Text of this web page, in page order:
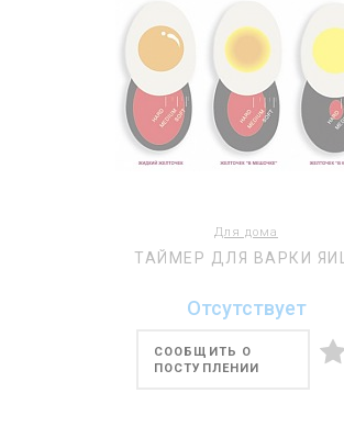
Для дома
ТАЙМЕР ДЛЯ ВАРКИ ЯИЦ
Отсутствует
СООБЩИТЬ О
ПОСТУПЛЕНИИ